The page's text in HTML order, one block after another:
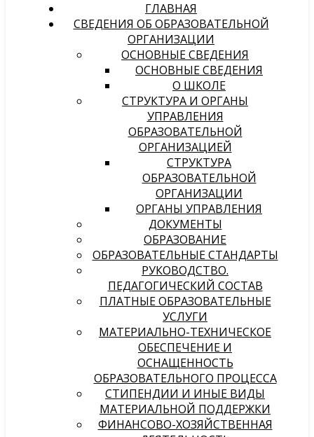
ГЛАВНАЯ
СВЕДЕНИЯ ОБ ОБРАЗОВАТЕЛЬНОЙ
ОРГАНИЗАЦИИ
ОСНОВНЫЕ СВЕДЕНИЯ
ОСНОВНЫЕ СВЕДЕНИЯ
О ШКОЛЕ
СТРУКТУРА И ОРГАНЫ
УПРАВЛЕНИЯ
ОБРАЗОВАТЕЛЬНОЙ
ОРГАНИЗАЦИЕЙ
СТРУКТУРА
ОБРАЗОВАТЕЛЬНОЙ
ОРГАНИЗАЦИИ
ОРГАНЫ УПРАВЛЕНИЯ
ДОКУМЕНТЫ
ОБРАЗОВАНИЕ
ОБРАЗОВАТЕЛЬНЫЕ СТАНДАРТЫ
РУКОВОДСТВО.
ПЕДАГОГИЧЕСКИЙ СОСТАВ
ПЛАТНЫЕ ОБРАЗОВАТЕЛЬНЫЕ
УСЛУГИ
МАТЕРИАЛЬНО-ТЕХНИЧЕСКОЕ
ОБЕСПЕЧЕНИЕ И
ОСНАЩЕННОСТЬ
ОБРАЗОВАТЕЛЬНОГО ПРОЦЕССА
СТИПЕНДИИ И ИНЫЕ ВИДЫ
МАТЕРИАЛЬНОЙ ПОДДЕРЖКИ
ФИНАНСОВО-ХОЗЯЙСТВЕННАЯ